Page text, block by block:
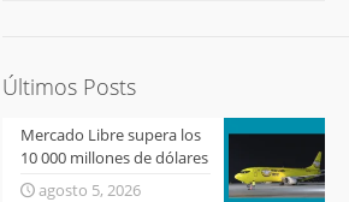
Últimos Posts
Mercado Libre supera los
10 000 millones de dólares
agosto 5, 2026